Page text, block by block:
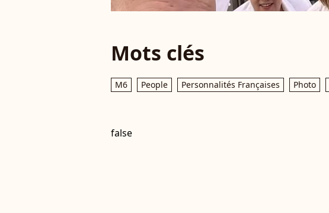
Mots clés
M6 People Personnalités Françaises Photo
false